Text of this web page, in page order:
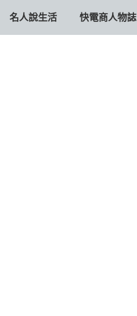
名人說生活 快電商人物誌